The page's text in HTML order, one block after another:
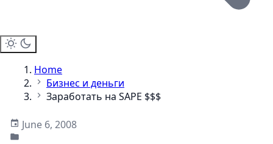
Home
Бизнес и деньги
Заработать на SAPE $$$
June 6, 2008